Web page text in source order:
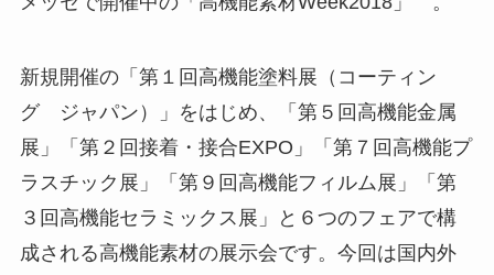
新規開催の「第１回高機能塗料展（コーティン
グ ジャパン）」をはじめ、「第５回高機能金属
展」「第２回接着・接合EXPO」「第７回高機能プ
ラスチック展」「第９回高機能フィルム展」「第
３回高機能セラミックス展」と６つのフェアで構
成される高機能素材の展示会です。今回は国内外